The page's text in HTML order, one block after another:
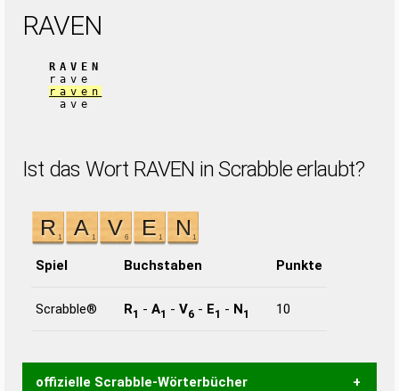
RAVEN
RAVEN
rave
raven
ave
Ist das Wort RAVEN in Scrabble erlaubt?
Spiel Buchstaben Punkte
Scrabble® R1 - A1 - V6 - E1 - N1 10
offizielle Scrabble-Wörterbücher